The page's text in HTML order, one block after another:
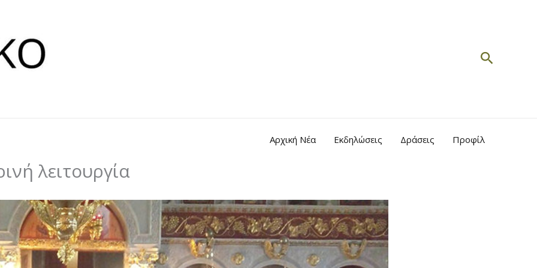
Search
Αρχική Νέα Εκδηλώσεις Δράσεις Προφίλ
λειτουργία